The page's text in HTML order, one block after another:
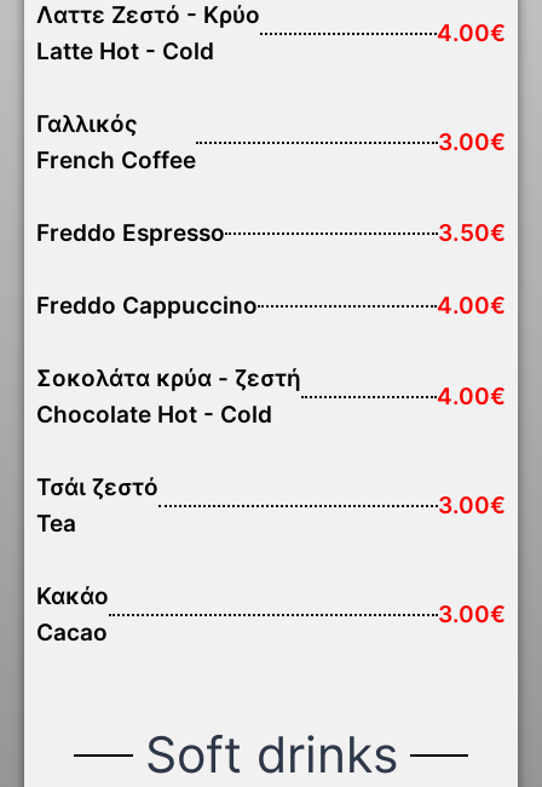
Λαττε Ζεστό - Κρύο
Latte Hot - Cold
4.00€
Γαλλικός
French Coffee
3.00€
Freddo Espresso 3.50€
Freddo Cappuccino 4.00€
Σοκολάτα κρύα - ζεστή
Chocolate Hot - Cold
4.00€
Τσάι ζεστό
Tea
3.00€
Κακάο
Cacao
3.00€
Soft drinks